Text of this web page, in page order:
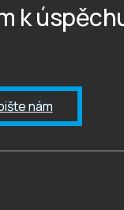
k
nám